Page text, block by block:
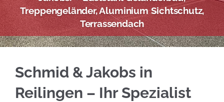
Treppengeländer, Aluminium Sichtschutz,
Terrassendach
Schmid & Jakobs in
Reilingen – Ihr Spezialist